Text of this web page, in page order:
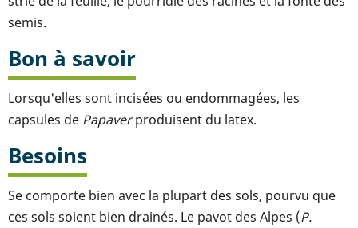
semis.
Bon à savoir
Lorsqu'elles sont incisées ou endommagées, les
capsules de Papaverproduisent du latex.
Besoins
Se comporte bien avec la plupart des sols, pourvu que
ces sols soient bien drainés. Le pavot des Alpes (P.